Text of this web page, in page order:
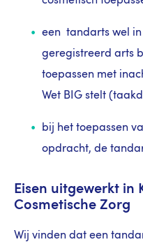
een tandarts wel
geregistreerd arts
toepassen met
Wet BIG stelt
bij het toepassen
opdracht, de
Eisen uitgewerkt in
Cosmetische Zorg
Wij vinden dat een